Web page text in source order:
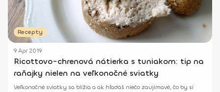
Recepty
9 Apr 2019
Ricottovo-chrenová nátierka s tuniakom: tip na
raňajky nielen na veľkonočné sviatky
Veľkonočné sviatky sa blížia a ak hľadáš niečo zaujímavé, čo by si